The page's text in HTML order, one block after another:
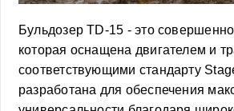
Бульдозер TD-15 - это
которая оснащена двигателем и
соответствующими стандарту
разработана для обеспечения